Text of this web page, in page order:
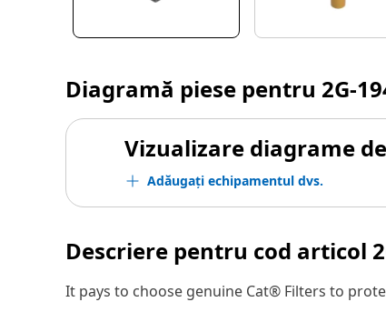
Diagramă piese pentru 2G-
Vizualizare diagrame
Adăugați echipamentul dvs.
Descriere pentru cod articol
It pays to choose genuine Cat® Filters to